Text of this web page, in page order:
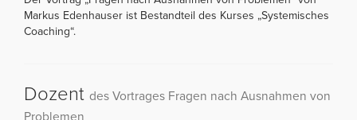
Markus Edenhauser ist Bestandteil des Kurses „Systemisches
Coaching“.
Dozent des Vortrages Fragen nach Ausnahmen von
Problemen